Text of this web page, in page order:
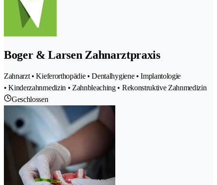
Boger & Larsen Zahnarztpraxis
Zahnarzt • Kieferorthopädie • Dentalhygiene • Implantologie
• Kinderzahnmedizin • Zahnbleaching • Rekonstruktive Zahnmedizin
Geschlossen